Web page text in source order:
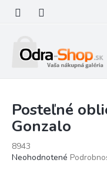
obsah
Posteľné
Gonzalo
8943
Priemerné
Neohodnotené